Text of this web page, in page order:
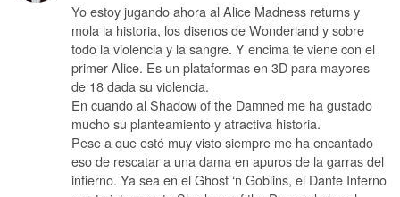
Yo estoy jugando ahora al Alice Madness returns y
mola la historia, los disenos de Wonderland y sobre
todo la violencia y la sangre. Y encima te viene con el
primer Alice. Es un plataformas en 3D para mayores
de 18 dada su violencia.
En cuando al Shadow of the Damned me ha gustado
mucho su planteamiento y atractiva historia.
Pese a que esté muy visto siempre me ha encantado
eso de rescatar a una dama en apuros de la garras del
infierno. Ya sea en el Ghost ‘n Goblins, el Dante Inferno